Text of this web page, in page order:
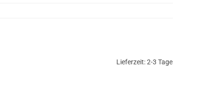
Lieferzeit:2-3 Tage